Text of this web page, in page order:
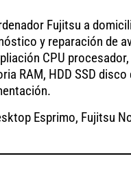
Fujitsu a
y reparación de
CPU
RAM, HDD SSD
Esprimo, Fujitsu